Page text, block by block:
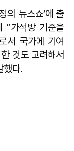
의 뉴스쇼’에 출
“가석방 기준을
서 국가에 기여
것도 고려해서
했다.